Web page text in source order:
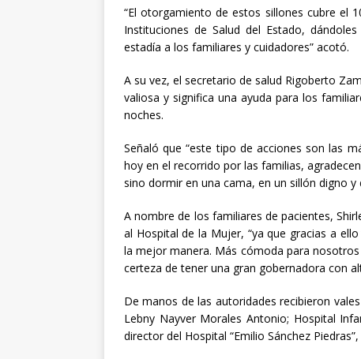
“El otorgamiento de estos sillones cubre el
Instituciones de Salud del Estado,
estadía a los familiares y cuidadores” acotó.
A su vez, el secretario de salud Rigoberto
valiosa y significa una ayuda para los
noches.
Señaló que “este tipo de acciones son las
hoy en el recorrido por las familias,
sino dormir en una cama, en un sillón digno y
A nombre de los familiares de pacientes,
al Hospital de la Mujer, “ya que gracias a
la mejor manera. Más cómoda para
certeza de tener una gran gobernadora con
De manos de las autoridades recibieron
Lebny Nayver Morales Antonio; Hospital
director del Hospital “Emilio Sánchez